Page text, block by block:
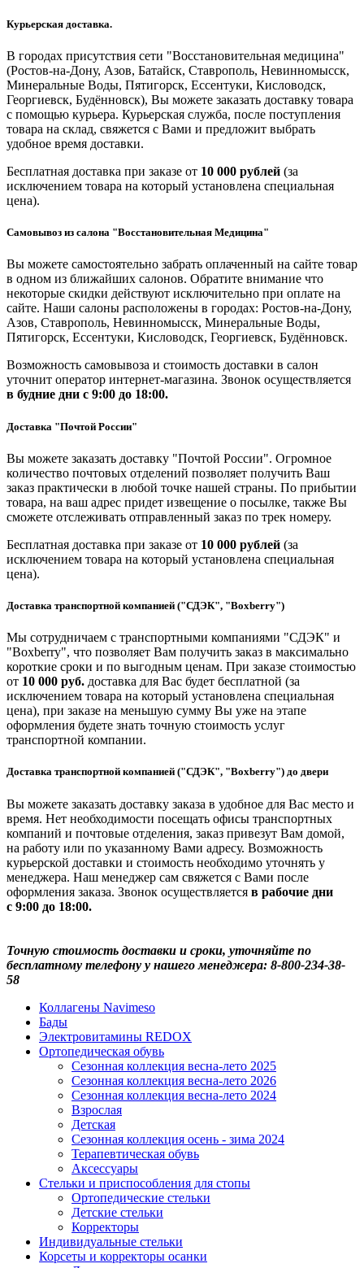
Курьерская доставка.
В городах присутствия сети "Восстановительная медицина"
(Ростов-на-Дону, Азов, Батайск, Ставрополь, Невинномысск,
Минеральные Воды, Пятигорск, Ессентуки, Кисловодск,
Георгиевск, Будённовск), Вы можете заказать доставку товара
с помощью курьера. Курьерская служба, после поступления
товара на склад, свяжется с Вами и предложит выбрать
удобное время доставки.
Бесплатная доставка при заказе от 10 000 рублей (за
исключением товара на который установлена специальная
цена).
Самовывоз из салона "Восстановительная Медицина"
Вы можете самостоятельно забрать оплаченный на сайте товар
в одном из ближайших салонов. Обратите внимание что
некоторые скидки действуют исключительно при оплате на
сайте. Наши салоны расположены в городах: Ростов-на-Дону,
Азов, Ставрополь, Невинномысск, Минеральные Воды,
Пятигорск, Ессентуки, Кисловодск, Георгиевск, Будённовск.
Возможность самовывоза и стоимость доставки в салон
уточнит оператор интернет-магазина. Звонок осуществляется
в будние дни с 9:00 до 18:00.
Доставка "Почтой России"
Вы можете заказать доставку "Почтой России". Огромное
количество почтовых отделений позволяет получить Ваш
заказ практически в любой точке нашей страны. По прибытии
товара, на ваш адрес придет извещение о посылке, также Вы
сможете отслеживать отправленный заказ по трек номеру.
Бесплатная доставка при заказе от 10 000 рублей (за
исключением товара на который установлена специальная
цена).
Доставка транспортной компанией ("СДЭК", "Boxberry")
Мы сотрудничаем с транспортными компаниями "СДЭК" и
"Boxberry", что позволяет Вам получить заказ в максимально
короткие сроки и по выгодным ценам. При заказе стоимостью
от 10 000 руб. доставка для Вас будет бесплатной (за
исключением товара на который установлена специальная
цена), при заказе на меньшую сумму Вы уже на этапе
оформления будете знать точную стоимость услуг
транспортной компании.
Доставка транспортной компанией ("СДЭК", "Boxberry") до двери
Вы можете заказать доставку заказа в удобное для Вас место и
время. Нет необходимости посещать офисы транспортных
компаний и почтовые отделения, заказ привезут Вам домой,
на работу или по указанному Вами адресу. Возможность
курьерской доставки и стоимость необходимо уточнять у
менеджера. Наш менеджер сам свяжется с Вами после
оформления заказа. Звонок осуществляется в рабочие дни
с 9:00 до 18:00.
Точную стоимость доставки и сроки, уточняйте по
бесплатному телефону у нашего менеджера: 8-800-234-38-
58
Коллагены Navimeso
Бады
Электровитамины REDOX
Ортопедическая обувь
Сезонная коллекция весна-лето 2025
Сезонная коллекция весна-лето 2026
Сезонная коллекция весна-лето 2024
Взрослая
Детская
Сезонная коллекция осень - зима 2024
Терапевтическая обувь
Аксессуары
Стельки и приспособления для стопы
Ортопедические стельки
Детские стельки
Корректоры
Индивидуальные стельки
Корсеты и корректоры осанки